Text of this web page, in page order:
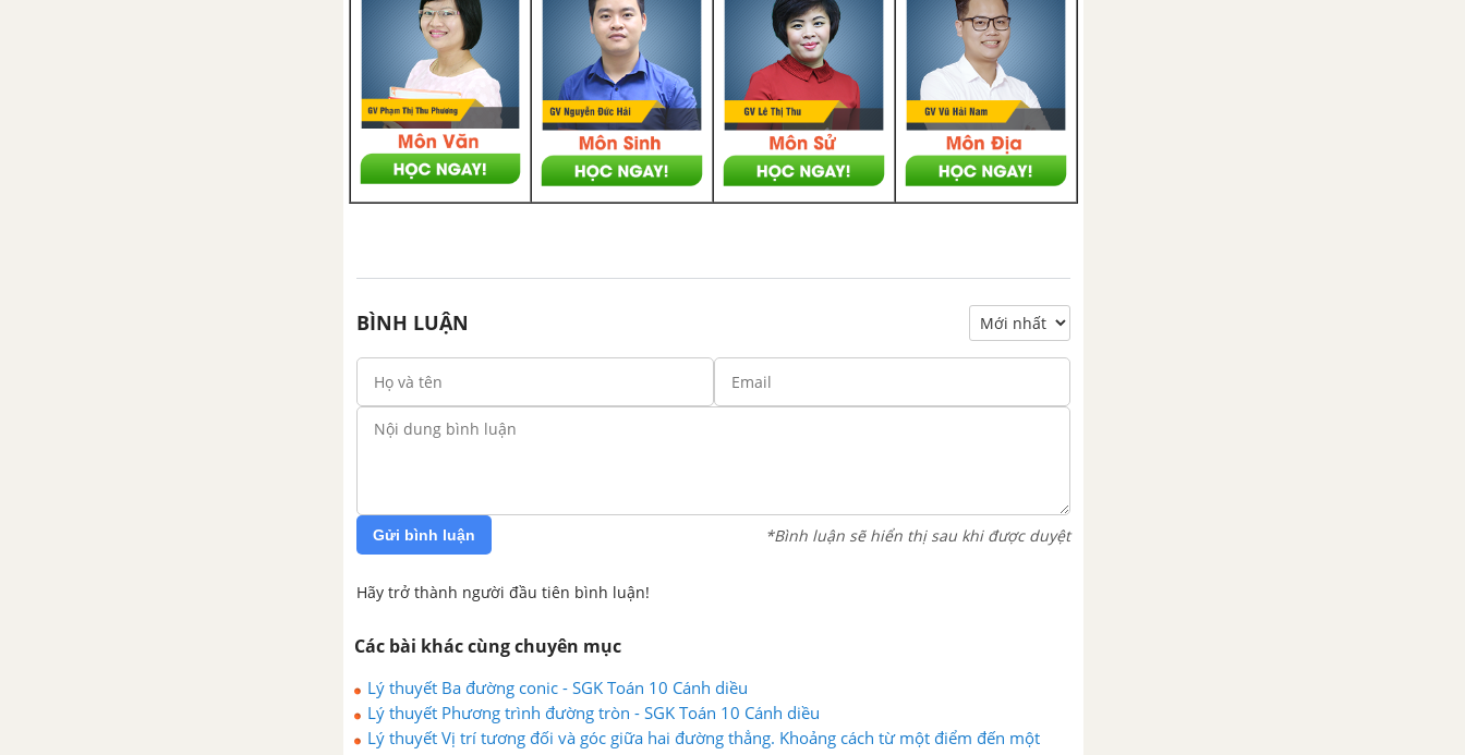
BÌNH LUẬN
Gửi bình luận *Bình luận sẽ hiển thị sau khi được duyệt
Hãy trở thành người đầu tiên bình luận!
Các bài khác cùng chuyên mục
Lý thuyết Ba đường conic - SGK Toán 10 Cánh diều
Lý thuyết Phương trình đường tròn - SGK Toán 10 Cánh diều
Lý thuyết Vị trí tương đối và góc giữa hai đường thẳng. Khoảng cách từ một điểm đến một